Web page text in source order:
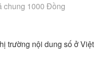
chung 1000 Đồng
trường nội dung số ở Việt